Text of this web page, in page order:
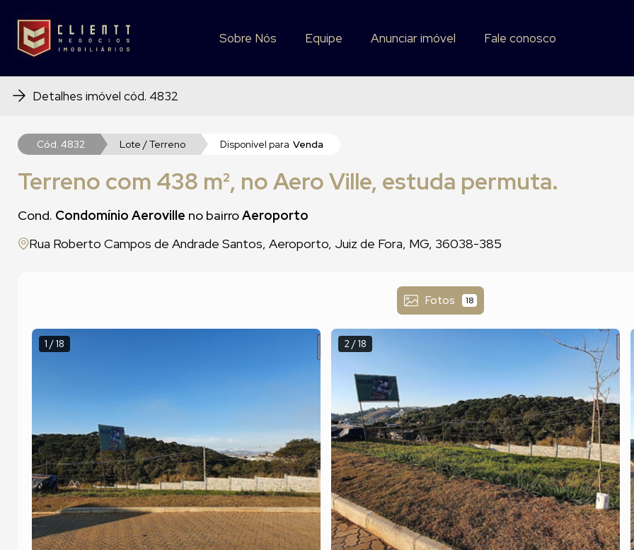
Sobre Nós Equipe Anunciar imóvel Fale conosco
Sobre Nós Equipe Anunciar imóvel Fale conosco
Detalhes imóvel cód. 4832
Cód. 4832 Lote / Terreno Disponível para Venda
Terreno com 438 m², no Aero Ville, estuda permuta.
Cond. Condomínio Aeroville no bairroAeroporto
Rua Roberto Campos de Andrade Santos, Aeroporto, Juiz de Fora, MG, 36038-385
Fotos 18
1 / 18 2 / 18